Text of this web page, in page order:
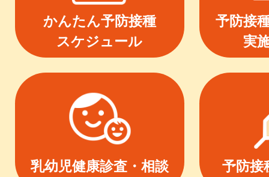
かんたん予防接種
スケジュール
予防接
実
乳幼児健康診査・相談 予防接